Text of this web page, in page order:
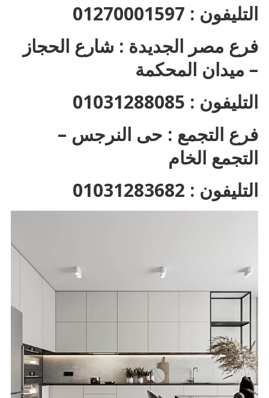
التليفون : 01270001597
فرع مصر الجديدة : شارع الحجاز
– ميدان المحكمة
التليفون : 01031288085
فرع التجمع : حى النرجس –
التجمع الخام
التليفون : 01031283682